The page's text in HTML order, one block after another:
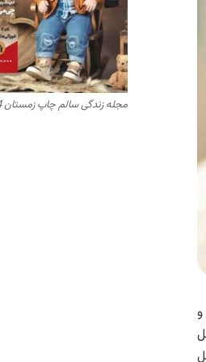
مجله زندگی سالم چاپ زمستان 1404